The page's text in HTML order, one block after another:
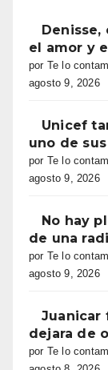
Denisse,
el amor y
por Te lo
agosto 9, 2026
Unicef
uno de
por Te lo
agosto 9, 2026
No hay
de una
por Te lo
agosto 9, 2026
Juanicar
dejara de
por Te lo